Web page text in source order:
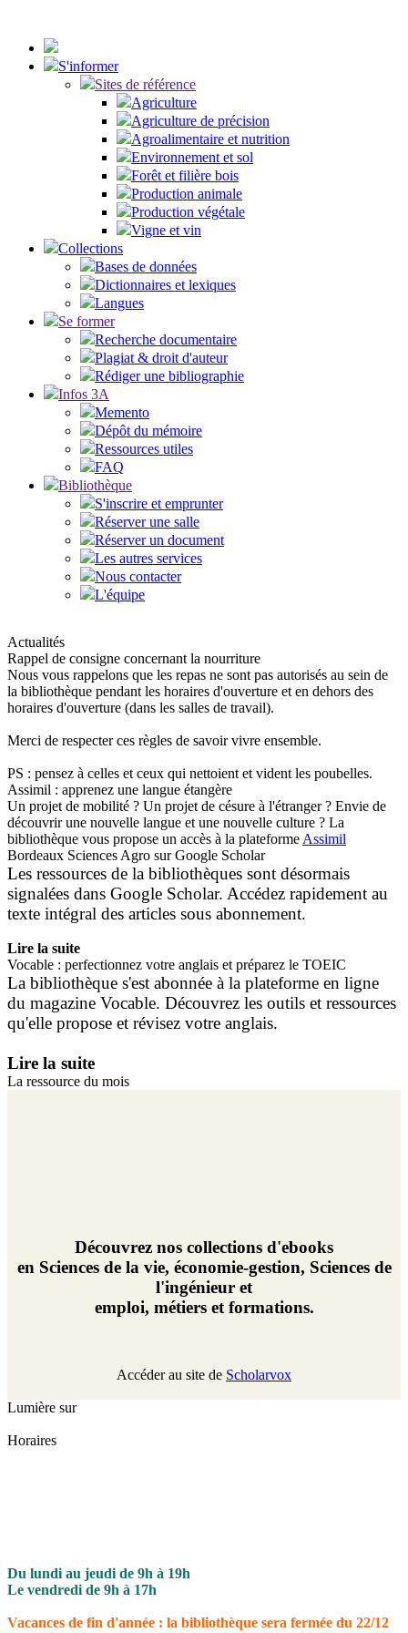
S'informer
Sites de référence
Agriculture
Agriculture de précision
Agroalimentaire et nutrition
Environnement et sol
Forêt et filière bois
Production animale
Production végétale
Vigne et vin
Collections
Bases de données
Dictionnaires et lexiques
Langues
Se former
Recherche documentaire
Plagiat & droit d'auteur
Rédiger une bibliographie
Infos 3A
Memento
Dépôt du mémoire
Ressources utiles
FAQ
Bibliothèque
S'inscrire et emprunter
Réserver une salle
Réserver un document
Les autres services
Nous contacter
L'équipe
Actualités
Rappel de consigne concernant la nourriture
Nous vous rappelons que les repas ne sont pas autorisés au sein de
la bibliothèque pendant les horaires d'ouverture et en dehors des
horaires d'ouverture (dans les salles de travail).
Merci de respecter ces règles de savoir vivre ensemble.
PS : pensez à celles et ceux qui nettoient et vident les poubelles.
Assimil : apprenez une langue étangère
Un projet de mobilité ? Un projet de césure à l'étranger ? Envie de
découvrir une nouvelle langue et une nouvelle culture ? La
bibliothèque vous propose un accès à la plateforme Assimil
Bordeaux Sciences Agro sur Google Scholar
Les ressources de la bibliothèques sont désormais
signalées dans Google Scholar. Accédez rapidement au
texte intégral des articles sous abonnement.
Lire la suite
Vocable : perfectionnez votre anglais et préparez le TOEIC
La bibliothèque s'est abonnée à la plateforme en ligne
du magazine Vocable. Découvrez les outils et ressources
qu'elle propose et révisez votre anglais.
Lire la suite
La ressource du mois
Découvrez nos collections d'ebooks
en Sciences de la vie, économie-gestion, Sciences de
l'ingénieur et
emploi, métiers et formations.
Accéder au site de Scholarvox
Lumière sur
Horaires
Du lundi au jeudi de 9h à 19h
Le vendredi de 9h à 17h
Vacances de fin d'année : la bibliothèque sera fermée du 22/12